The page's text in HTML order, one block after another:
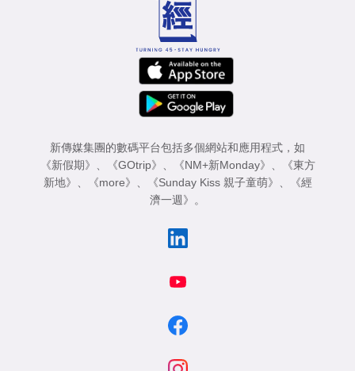
新傳媒集團的數碼平台包括多個網站和應用程式，如
《新假期》
《GOtrip》 《NM+新Monday》
《東方
新地》
《more》 《Sunday Kiss 親子童萌》
《經
濟一週》
。